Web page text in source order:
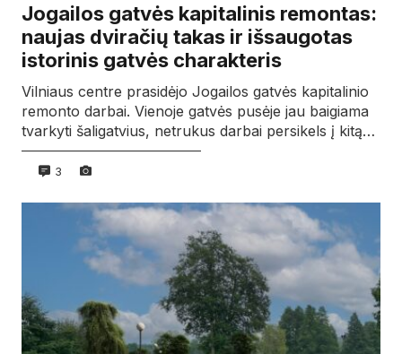
Jogailos gatvės kapitalinis remontas:
naujas dviračių takas ir išsaugotas
istorinis gatvės charakteris
Vilniaus centre prasidėjo Jogailos gatvės kapitalinio
remonto darbai. Vienoje gatvės pusėje jau baigiama
tvarkyti šaligatvius, netrukus darbai persikels į kitą…
3